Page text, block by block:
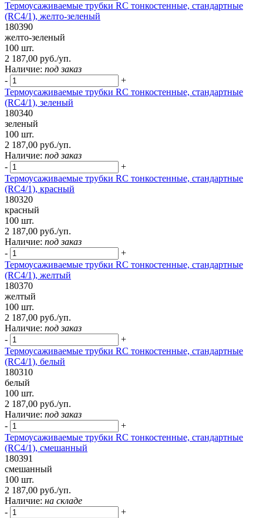
Термоусаживаемые трубки RC тонкостенные, стандартные
(RC4/1), желто-зеленый
180390
желто-зеленый
100 шт.
2 187,00 руб./уп.
Наличие: под заказ
-
+
Термоусаживаемые трубки RC тонкостенные, стандартные
(RC4/1), зеленый
180340
зеленый
100 шт.
2 187,00 руб./уп.
Наличие: под заказ
-
+
Термоусаживаемые трубки RC тонкостенные, стандартные
(RC4/1), красный
180320
красный
100 шт.
2 187,00 руб./уп.
Наличие: под заказ
-
+
Термоусаживаемые трубки RC тонкостенные, стандартные
(RC4/1), желтый
180370
желтый
100 шт.
2 187,00 руб./уп.
Наличие: под заказ
-
+
Термоусаживаемые трубки RC тонкостенные, стандартные
(RC4/1), белый
180310
белый
100 шт.
2 187,00 руб./уп.
Наличие: под заказ
-
+
Термоусаживаемые трубки RC тонкостенные, стандартные
(RC4/1), смешанный
180391
смешанный
100 шт.
2 187,00 руб./уп.
Наличие: на складе
-
+